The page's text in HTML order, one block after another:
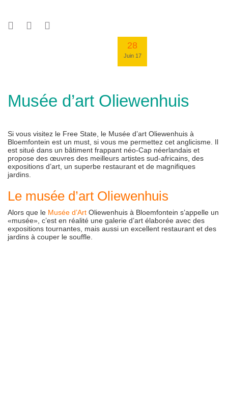
28
Juin 17
Musée d’art Oliewenhuis
Si vous visitez le Free State, le Musée d’art Oliewenhuis à
Bloemfontein est un must, si vous me permettez cet anglicisme. Il
est situé dans un bâtiment frappant néo-Cap néerlandais et
propose des œuvres des meilleurs artistes sud-africains, des
expositions d’art, un superbe restaurant et de magnifiques
jardins.
Le musée d’art Oliewenhuis
Alors que le Musée d’Art Oliewenhuis à Bloemfontein s’appelle un
«musée», c’est en réalité une galerie d’art élaborée avec des
expositions tournantes, mais aussi un excellent restaurant et des
jardins à couper le souffle.